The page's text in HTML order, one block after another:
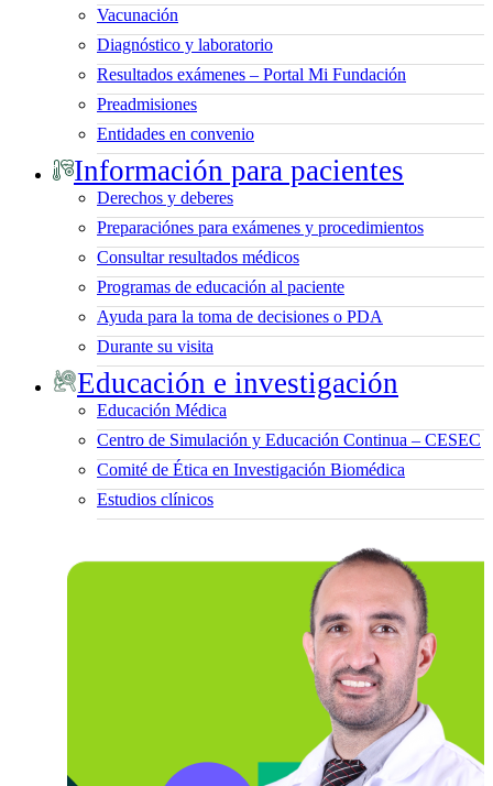
Vacunación
Diagnóstico y laboratorio
Resultados exámenes – Portal Mi Fundación
Preadmisiones
Entidades en convenio
Información para pacientes
Derechos y deberes
Preparaciónes para exámenes y procedimientos
Consultar resultados médicos
Programas de educación al paciente
Ayuda para la toma de decisiones o PDA
Durante su visita
Educación e investigación
Educación Médica
Centro de Simulación y Educación Continua – CESEC
Comité de Ética en Investigación Biomédica
Estudios clínicos